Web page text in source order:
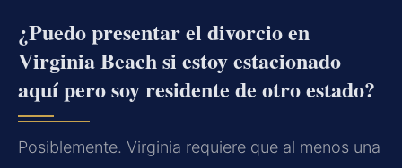
¿Puedo presentar el divorcio en
Virginia Beach si estoy estacionado
aquí pero soy residente de otro estado?
Posiblemente. Virginia requiere que al menos una